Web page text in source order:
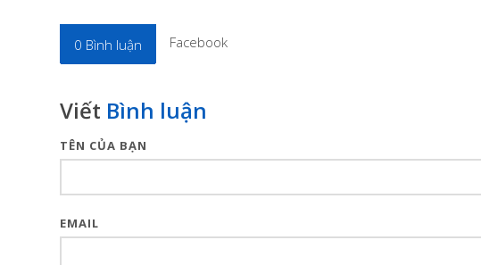
0 Bình luận Facebook
Viết Bình luận
TÊN CỦA BẠN
EMAIL